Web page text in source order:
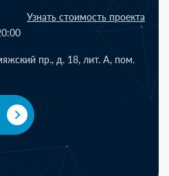
Узнать стоимость проекта
пр., д. 18, лит. А, пом.